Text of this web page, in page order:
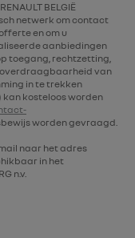
BELGIË
netwerk om contact
en om u
aanbiedingen
toegang, rechtzetting,
van
in te trekken
kosteloos worden
worden gevraagd.
mail naar het adres
in het
n.v.